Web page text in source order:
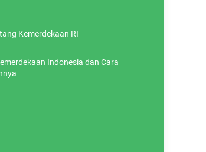
Kemerdekaan RI
Indonesia dan Cara